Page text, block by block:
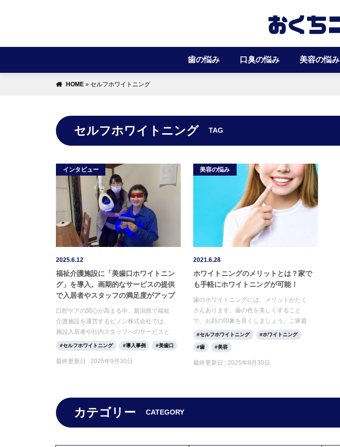
歯の悩み 口臭の悩み 美容の悩み
HOME » セルフホワイトニング
セルフホワイトニング TAG
インタビュー
2025.6.12
福祉介護施設に「美歯口ホワイトニン
グ」を導入。画期的なサービスの提供
で入居者やスタッフの満足度がアップ
口腔ケアの関心が高まる中、新潟県で福祉
介護施設を運営するビノン株式会社では、
施設入居者や社内スタッフへのサービスと
して、セルフホワイトニングマシン「美歯
口ホワイトニング」を導入しました。ホワ
イトニングマシンは、これまで歯科クリニ
ビノン株式会社の代表取締役社長の大堀信
幸氏に、今回「美歯口ホワイトニング」を
導入された経緯や利用者の方の感想などを
セルフホワイトニング 導入事例 美歯口
最終更新日 : 2025年9月30日
美容の悩み
2021.6.28
ホワイトニングのメリットとは？家で
も手軽にホワイトニングが可能！
歯のホワイトニングには、メリットがたく
さんあります。歯の色を美しくすること
で、お顔の印象を良くしましょう。ご家庭
でホワイトニングに取り組むことも可能で
す。 今回はホワイトニングの種類やメリッ
ト、注意点をご紹介していきます。
セルフホワイトニング ホワイトニング
歯 美容
最終更新日 : 2025年9月30日
カテゴリー CATEGORY